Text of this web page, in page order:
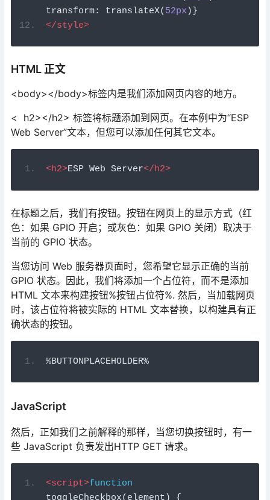
<body></body>标签内是我们添加网页内容的地方。
<h2>ESP Web Server</h2>
在标题之后，我们有按钮。按钮在网页上的显示方式（红
色：如果 GPIO 开启；或灰色：如果 GPIO 关闭）取决于
当前的 GPIO 状态。
当您访问 Web 服务器页面时，您希望它显示正确的当前
HTML 文本来构建按钮%按钮占位符%. 然后，当加载网页
时，该占位符将被实际的 HTML 文本替换，以构建具有正
确状态的按钮。
%BUTTONPLACEHOLDER
JavaScript
然后，正如我们之前解释的那样，当您切换按钮时，有一
<script>
var xhr = new XMLHttpRequest();
if( element. checked){
xhr.open("GET", "/update?
output="+element
true);
}